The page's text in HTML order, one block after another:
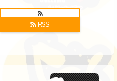
RSS